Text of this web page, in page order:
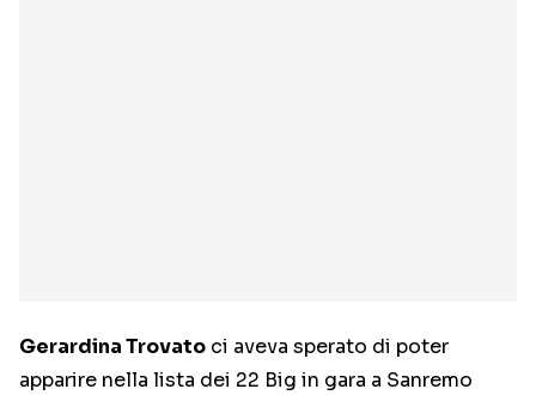
Gerardina Trovato ci aveva sperato di poter
apparire nella lista dei 22 Big in gara a Sanremo